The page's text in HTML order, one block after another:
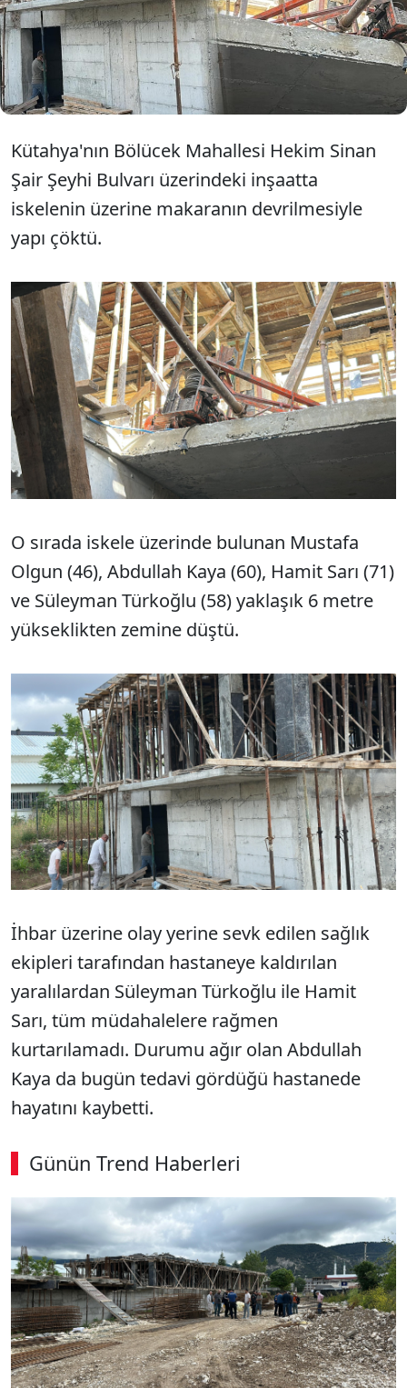
gördüğü hastanede yaşamını yitirdi. Böylece
faciada hayatını kaybedenlerin sayısı 3’e
yükseldi.
Kütahya'nın Bölücek Mahallesi Hekim Sinan
Şair Şeyhi Bulvarı üzerindeki inşaatta
iskelenin üzerine makaranın devrilmesiyle
yapı çöktü.
O sırada iskele üzerinde bulunan Mustafa
Olgun (46), Abdullah Kaya (60), Hamit Sarı (71)
ve Süleyman Türkoğlu (58) yaklaşık 6 metre
yükseklikten zemine düştü.
İhbar üzerine olay yerine sevk edilen sağlık
ekipleri tarafından hastaneye kaldırılan
yaralılardan Süleyman Türkoğlu ile Hamit
Sarı, tüm müdahalelere rağmen
kurtarılamadı. Durumu ağır olan Abdullah
Kaya da bugün tedavi gördüğü hastanede
hayatını kaybetti.
Günün Trend Haberleri